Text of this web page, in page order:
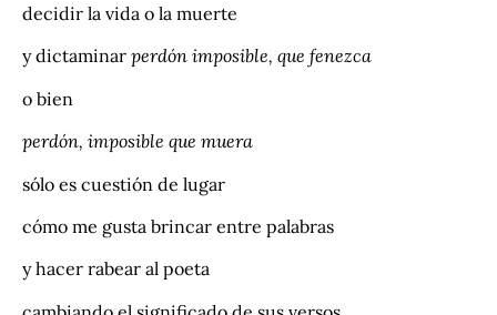
decidir la vida o la muerte
y dictaminar perdón imposible, que fenezca
o bien
perdón, imposible que muera
sólo es cuestión de lugar
cómo me gusta brincar entre palabras
y hacer rabear al poeta